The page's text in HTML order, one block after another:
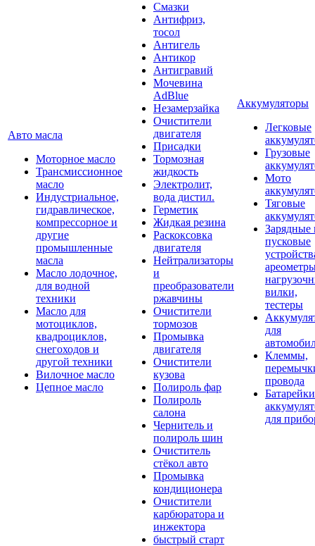
Авто масла
Моторное масло
Трансмиссионное
масло
Индустриальное,
гидравлическое,
компрессорное и
другие
промышленные
масла
Масло лодочное,
для водной
техники
Масло для
мотоциклов,
квадроциклов,
снегоходов и
другой техники
Вилочное масло
Цепное масло
Смазки
Антифриз,
тосол
Антигель
Антикор
Антигравий
Мочевина
AdBlue
Незамерзайка
Очистители
двигателя
Присадки
Тормозная
жидкость
Электролит,
вода дистил.
Герметик
Жидкая резина
Раскоксовка
двигателя
Нейтрализаторы
и
преобразователи
ржавчины
Очистители
тормозов
Промывка
двигателя
Очистители
кузова
Полироль фар
Полироль
салона
Чернитель и
полироль шин
Очиститель
стёкол авто
Промывка
кондиционера
Очистители
карбюратора и
инжектора
быстрый старт
Аккумуляторы
Легковые
Грузовые
Мото
Тяговые
Зарядные
пусковые
вилки,
тестеры
для
Клеммы,
провода
для